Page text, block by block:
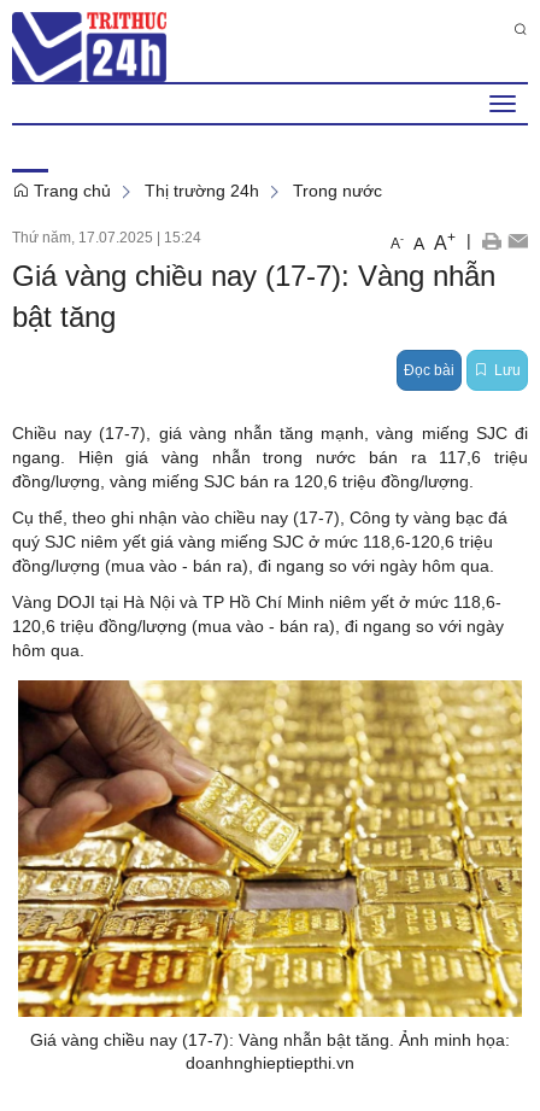
Trang chủ Thị trường 24h Trong nước
Thứ năm, 17.07.2025 | 15:24 A- A A+ |
Giá vàng chiều nay (17-7): Vàng nhẫn
bật tăng
Đọc bài Lưu
Chiều nay (17-7), giá vàng nhẫn tăng mạnh, vàng miếng SJC đi
ngang. Hiện giá vàng nhẫn trong nước bán ra 117,6 triệu
đồng/lượng, vàng miếng SJC bán ra 120,6 triệu đồng/lượng.
Cụ thể, theo ghi nhận vào chiều nay (17-7), Công ty vàng bạc đá
quý SJC niêm yết giá vàng miếng SJC ở mức 118,6-120,6 triệu
đồng/lượng (mua vào - bán ra), đi ngang so với ngày hôm qua.
Vàng DOJI tại Hà Nội và TP Hồ Chí Minh niêm yết ở mức 118,6-
120,6 triệu đồng/lượng (mua vào - bán ra), đi ngang so với ngày
hôm qua.
Giá vàng chiều nay (17-7): Vàng nhẫn bật tăng. Ảnh minh họa:
doanhnghieptiepthi.vn